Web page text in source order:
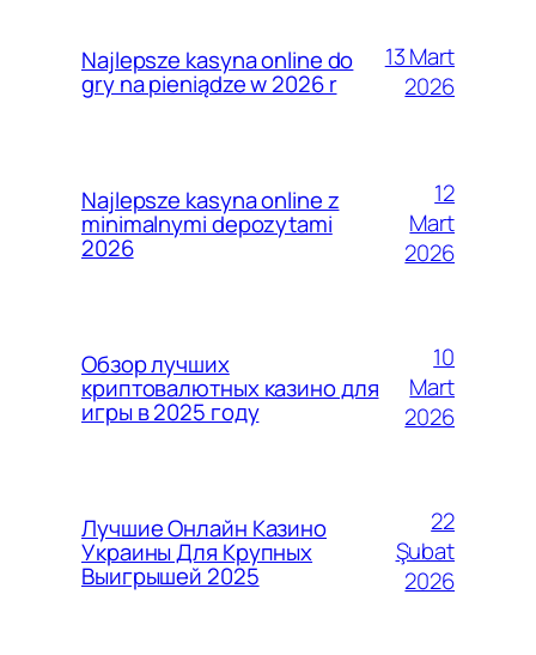
Najlepsze kasyna online do
gry na pieniądze w 2026 r
13 Mart
2026
Najlepsze kasyna online z
minimalnymi depozytami
2026
12
Mart
2026
Обзор лучших
криптовалютных казино для
игры в 2025 году
10
Mart
2026
Лучшие Онлайн Казино
Украины Для Крупных
Выигрышей 2025
22
Şubat
2026